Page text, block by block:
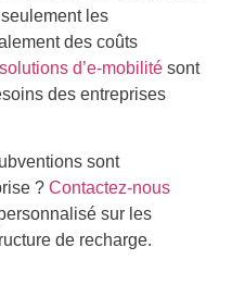
les
des coûts
solutions d’e-mobilité sont
des entreprises
sont
? Contactez-nous
sur les
de recharge.